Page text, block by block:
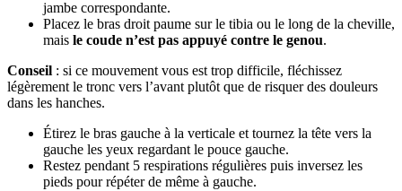
jambe correspondante.
Placez le bras droit paume sur le tibia ou le long de la cheville,
mais le coude n’est pas appuyé contre le genou.
Conseil : si ce mouvement vous est trop difficile, fléchissez
légèrement le tronc vers l’avant plutôt que de risquer des douleurs
dans les hanches.
Étirez le bras gauche à la verticale et tournez la tête vers la
gauche les yeux regardant le pouce gauche.
Restez pendant 5 respirations régulières puis inversez les
pieds pour répéter de même à gauche.